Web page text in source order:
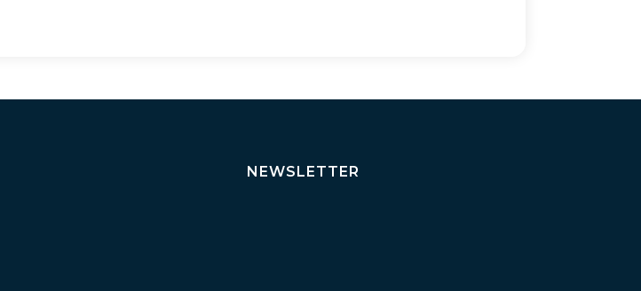
NEWSLETTER